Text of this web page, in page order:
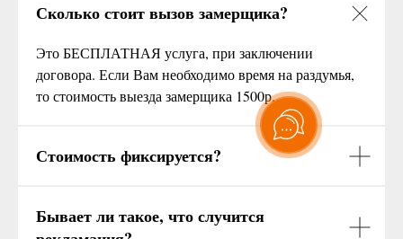
Сколько стоит вызов замерщика?
Это БЕСПЛАТНАЯ услуга, при заключении
договора. Если Вам необходимо время на раздумья,
то стоимость выезда замерщика 1500р.
Стоимость фиксируется?
Бывает ли такое, что случится